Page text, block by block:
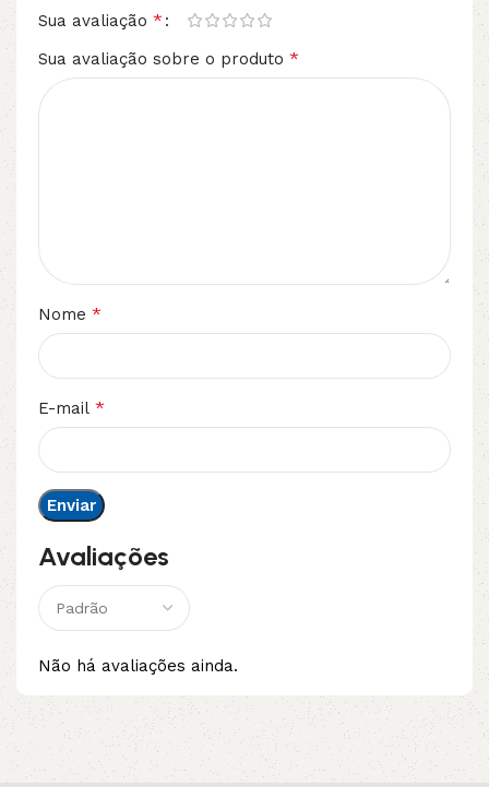
Avaliações
Não há avaliações ainda.
Sua avaliação *
Sua avaliação sobre o produto *
Nome *
E-mail *